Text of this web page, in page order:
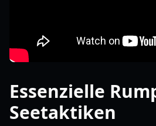
Essenzielle
Seetaktiken